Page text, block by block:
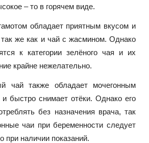
– то в горячем виде.
обладает приятным вкусом и
же как и чай с жасмином. Однако
к категории зелёного чая и их
крайне нежелательно.
чай также обладает мочегонным
и быстро снимает отёки. Однако его
без назначения врача, так
чаи при беременности следует
при наличии показаний.